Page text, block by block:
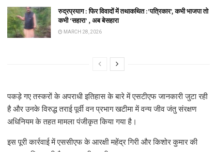
रुद्रप्रयाग : फिर विवादों में तथाकथित :’पत्रिकार’, कभी भाजपा तो
कभी ‘सहारा’ , अब बेसहारा
MARCH 28, 2026
पकड़े गए तस्करों के अपराधी इतिहास के बारे में एसटीएफ जानकारी जुटा रही
है और उनके विरुद्ध तराई पूर्वी वन प्रभाग खटीमा में वन्य जीव जंतु संरक्षण
अधिनियम के तहत मामला पंजीकृत किया गया है।
इस पूरी कार्रवाई में एससीएफ के आरक्षी महेंद्र गिरी और किशोर कुमार की